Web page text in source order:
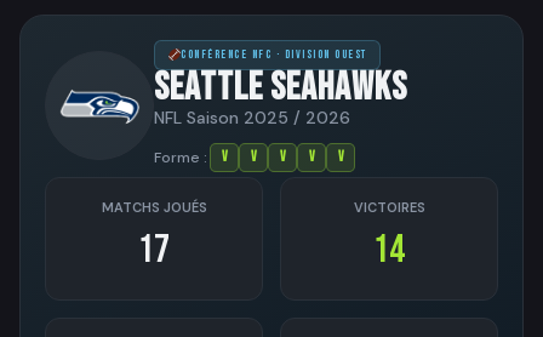
CONFÉRENCE NFC · DIVISION OUEST
SEATTLE SEAHAWKS
NFL Saison 2025 / 2026
Forme : V V V V V
MATCHS JOUÉS
17
VICTOIRES
14